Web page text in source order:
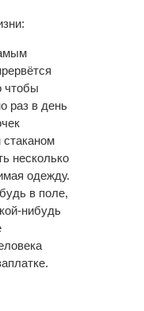
чтобы
раз в день
стаканом
несколько
одежду.
в поле,
нибудь